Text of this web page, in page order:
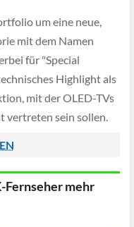
um eine neue,
mit dem Namen
für "Special
Highlight als
mit der OLED-TVs
vertreten sein sollen.
Fernseher mehr